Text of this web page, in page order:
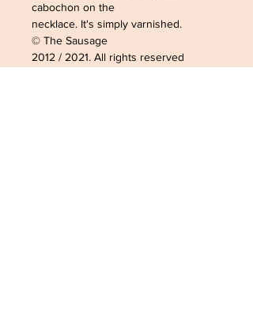
cabochon on the
necklace. It's simply varnished.
© The Sausage
2012 / 2021. All rights reserved